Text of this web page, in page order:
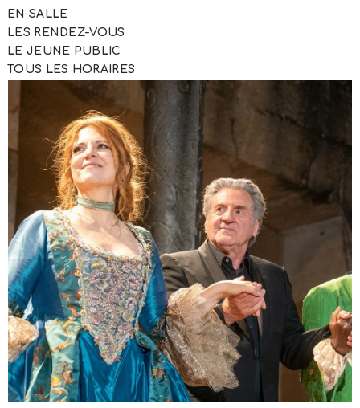
EN SALLE
LES RENDEZ-VOUS
LE JEUNE PUBLIC
TOUS LES HORAIRES